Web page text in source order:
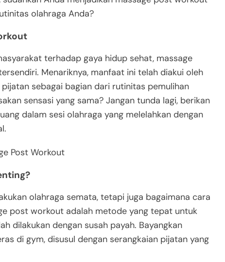
olahraga Anda?
terhadap gaya hidup sehat, massage
Menariknya, manfaat ini telah diakui oleh
sebagai bagian dari rutinitas pemulihan
sensasi yang sama? Jangan tunda lagi, berikan
dalam sesi olahraga yang melelahkan dengan
Post Workout
olahraga semata, tetapi juga bagaimana cara
post workout adalah metode yang tepat untuk
dilakukan dengan susah payah. Bayangkan
di gym, disusul dengan serangkaian pijatan yang